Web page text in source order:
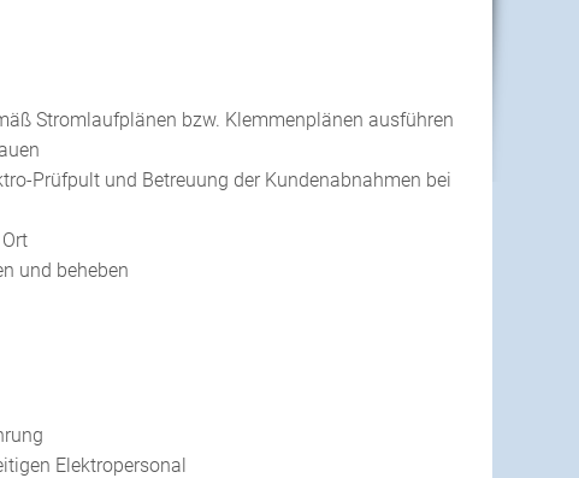
Stromlaufplänen bzw. Klemmenplänen ausführen
Prüfpult und Betreuung der Kundenabnahmen bei
und beheben
Elektropersonal